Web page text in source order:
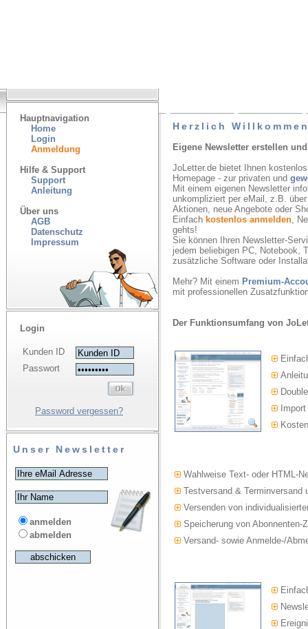
Hauptnavigation
Home
Login
Anmeldung
Hilfe & Support
Support
Anleitung
Über uns
AGB
Datenschutz
Impressum
Login
Kunden ID
Passwort
Password vergessen?
Unser Newsletter
anmelden
abmelden
Herzlich
Eigene Newsletter erstellen
JoLetter.de bietet Ihnen
Homepage - zur privaten und
Mit einem eigenen Newsletter
unkompliziert per eMail, z.B.
Aktionen, neue Angebote oder
Einfach kostenlos anmelden,
gehts!
Sie können Ihren Newsletter-
jedem beliebigen PC, Notebook,
zusätzliche Software oder
Mehr? Mit einem Premium-
mit professionellen
Der Funktionsumfang von
Wahlweise Text- oder HTML-
Testversand & Terminversand
Versenden von
Speicherung von Abonnenten-
Versand- sowie Anmelde-/